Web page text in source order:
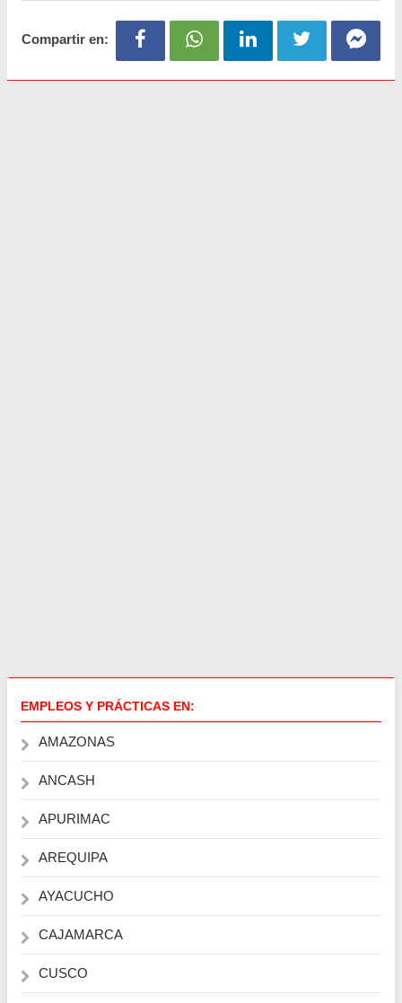
Compartir en:
EMPLEOS Y PRÁCTICAS EN:
AMAZONAS
ANCASH
APURIMAC
AREQUIPA
AYACUCHO
CAJAMARCA
CUSCO